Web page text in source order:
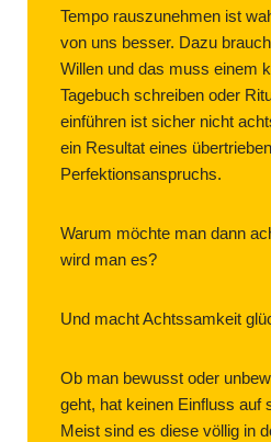
Tempo rauszunehmen ist
von uns besser. Dazu
Willen und das muss einem
Tagebuch schreiben oder
einführen ist sicher nicht
ein Resultat eines
Perfektionsanspruchs.
Warum möchte man dann
wird man es?
Und macht Achtssamkeit
Ob man bewusst oder
geht, hat keinen Einfluss auf
Meist sind es diese völlig in